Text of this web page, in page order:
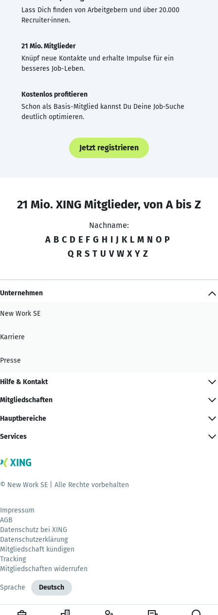
Lass Dich finden von Arbeitgebern und über 20.000
Recruiter·innen.
21 Mio. Mitglieder
Knüpf neue Kontakte und erhalte Impulse für ein
besseres Job-Leben.
Kostenlos profitieren
Schon als Basis-Mitglied kannst Du Deine Job-Suche
deutlich optimieren.
Jetzt registrieren
21 Mio. XING Mitglieder, von A bis Z
Nachname:
A B C D E F G H I J K L M N O P
Q R S T U V W X Y Z
Unternehmen
New Work SE
Karriere
Presse
Hilfe & Kontakt
Mitgliedschaften
Hauptbereiche
Services
© New Work SE | Alle Rechte vorbehalten
Impressum
AGB
Datenschutz bei XING
Datenschutzerklärung
Mitgliedschaft kündigen
Tracking
Mitgliedschaften widerrufen
Sprache Deutsch